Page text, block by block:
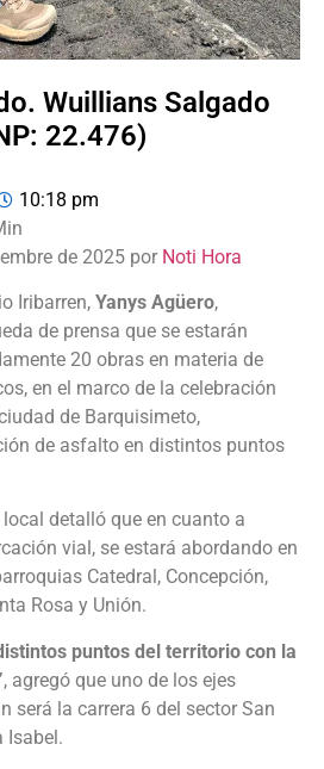
Wuillians Salgado
22.476)
10:18 pm
de 2025 por Noti Hora
Iribarren, Yanys Agüero,
de prensa que se estarán
20 obras en materia de
en el marco de la celebración
de Barquisimeto,
de asfalto en distintos puntos
local detalló que en cuanto a
vial, se estará abordando en
Catedral, Concepción,
Rosa y Unión.
puntos del territorio con la
, agregó que uno de los ejes
será la carrera 6 del sector San
Isabel.